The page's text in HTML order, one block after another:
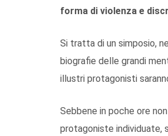
forma di violenza e
Si tratta di un simposio,
biografie delle grandi
illustri protagonisti
Sebbene in poche ore
protagoniste individuate,